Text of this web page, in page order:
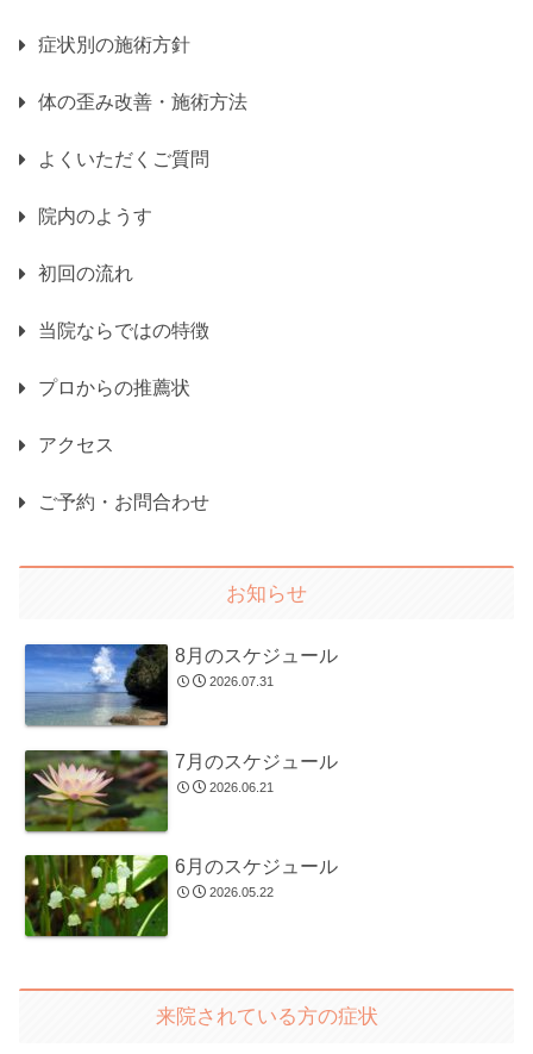
症状別の施術方針
体の歪み改善・施術方法
よくいただくご質問
院内のようす
初回の流れ
当院ならではの特徴
プロからの推薦状
アクセス
ご予約・お問合わせ
お知らせ
8月のスケジュール
2026.07.31
7月のスケジュール
2026.06.21
6月のスケジュール
2026.05.22
来院されている方の症状